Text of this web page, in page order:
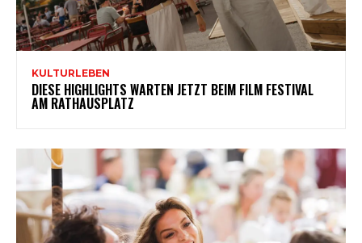
KULTURLEBEN
DIESE HIGHLIGHTS WARTEN JETZT BEIM FILM FESTIVAL
AM RATHAUSPLATZ